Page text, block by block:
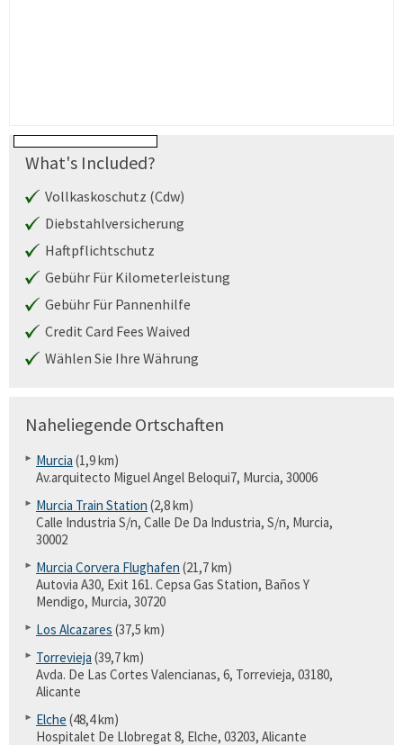
What's Included?
Vollkaskoschutz (Cdw)
Diebstahlversicherung
Haftpflichtschutz
Gebühr Für Kilometerleistung
Gebühr Für Pannenhilfe
Credit Card Fees Waived
Wählen Sie Ihre Währung
Naheliegende Ortschaften
Murcia (1,9 km)
Av.arquitecto Miguel Angel Beloqui7, Murcia, 30006
Murcia Train Station (2,8 km)
Calle Industria S/n, Calle De Da Industria, S/n, Murcia,
30002
Murcia Corvera Flughafen (21,7 km)
Autovia A30, Exit 161. Cepsa Gas Station, Baños Y
Mendigo, Murcia, 30720
Los Alcazares (37,5 km)
Torrevieja (39,7 km)
Avda. De Las Cortes Valencianas, 6, Torrevieja, 03180,
Alicante
Elche (48,4 km)
Hospitalet De Llobregat 8, Elche, 03203, Alicante